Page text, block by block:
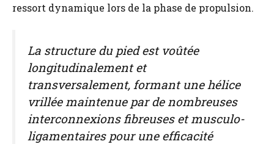
ressort dynamique lors de la phase de propulsion.
La structure du pied est voûtée
longitudinalement et
transversalement, formant une hélice
vrillée maintenue par de nombreuses
interconnexions fibreuses et musculo-
ligamentaires pour une efficacité